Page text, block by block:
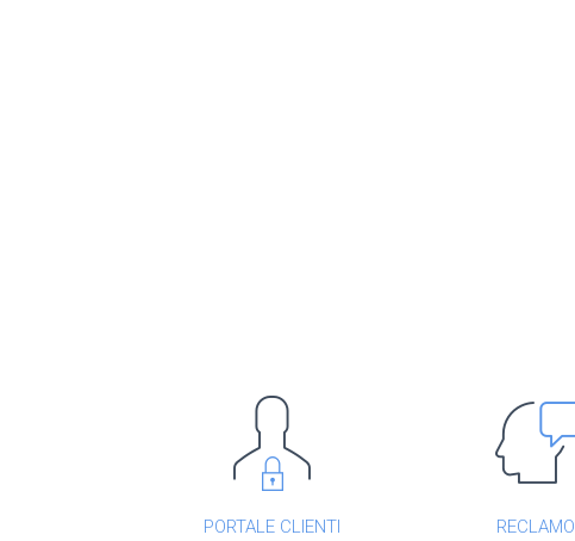
PORTALE CLIENTI RECLAMO